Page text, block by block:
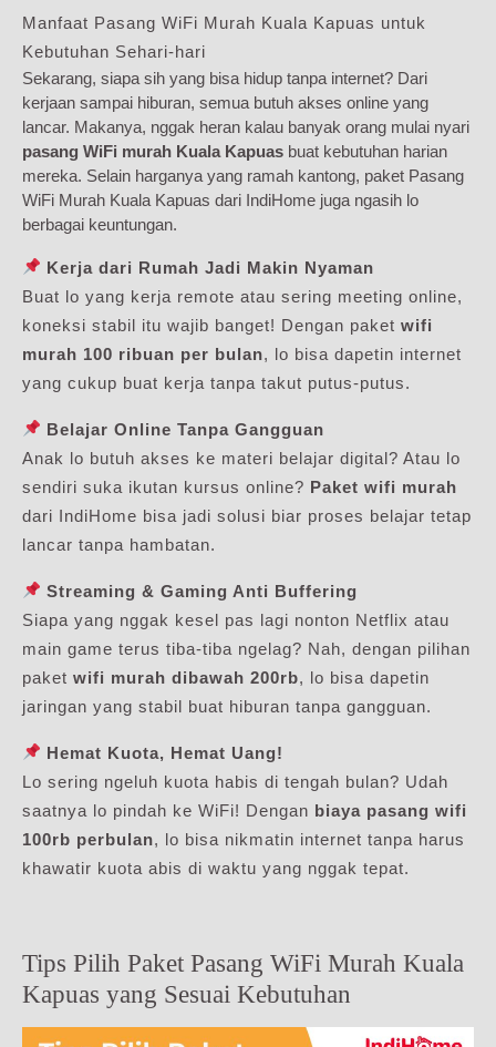
Manfaat Pasang WiFi Murah Kuala Kapuas untuk
Kebutuhan Sehari-hari
Sekarang, siapa sih yang bisa hidup tanpa internet? Dari
kerjaan sampai hiburan, semua butuh akses online yang
lancar. Makanya, nggak heran kalau banyak orang mulai nyari
pasang WiFi murah Kuala Kapuas buat kebutuhan harian
mereka. Selain harganya yang ramah kantong, paket Pasang
WiFi Murah Kuala Kapuas dari IndiHome juga ngasih lo
berbagai keuntungan.
Kerja dari Rumah Jadi Makin Nyaman
Buat lo yang kerja remote atau sering meeting online,
koneksi stabil itu wajib banget! Dengan paket wifi
murah 100 ribuan per bulan, lo bisa dapetin internet
yang cukup buat kerja tanpa takut putus-putus.
Belajar Online Tanpa Gangguan
Anak lo butuh akses ke materi belajar digital? Atau lo
sendiri suka ikutan kursus online? Paket wifi murah
dari IndiHome bisa jadi solusi biar proses belajar tetap
lancar tanpa hambatan.
Streaming & Gaming Anti Buffering
Siapa yang nggak kesel pas lagi nonton Netflix atau
main game terus tiba-tiba ngelag? Nah, dengan pilihan
paket wifi murah dibawah 200rb, lo bisa dapetin
jaringan yang stabil buat hiburan tanpa gangguan.
Hemat Kuota, Hemat Uang!
Lo sering ngeluh kuota habis di tengah bulan? Udah
saatnya lo pindah ke WiFi! Dengan biaya pasang wifi
100rb perbulan, lo bisa nikmatin internet tanpa harus
khawatir kuota abis di waktu yang nggak tepat.
Tips Pilih Paket Pasang WiFi Murah Kuala
Kapuas yang Sesuai Kebutuhan